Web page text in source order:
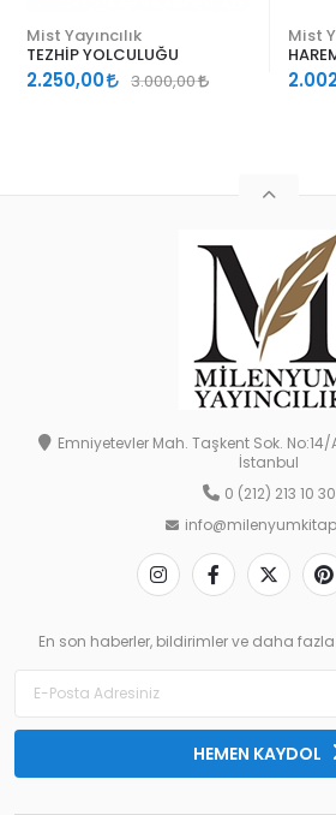
Mist Yayıncılık
TEZHİP YOLCULUĞU
2.250,00 3.000,00
Mist
Emniyetevler Mah. Taşkent Sok.
İstanbul
0 (212) 213 10 30
En son haberler, bildirimler ve daha
HEMEN KAYDOL